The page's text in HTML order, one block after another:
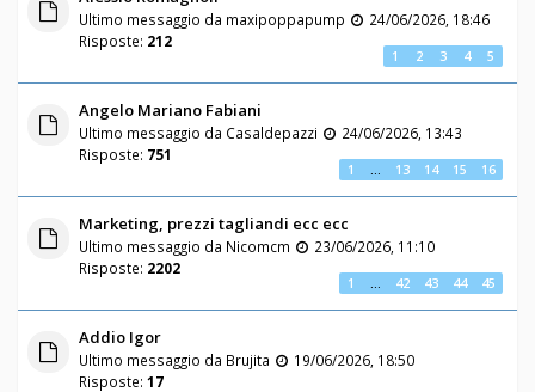
Ultimo messaggio da maxipoppapump
24/06/2026, 18:46
Risposte: 212
1 2 3 4 5
Angelo Mariano Fabiani
Ultimo messaggio da Casaldepazzi
24/06/2026, 13:43
Risposte: 751
1 … 13 14 15 16
Marketing, prezzi tagliandi ecc ecc
Ultimo messaggio da Nicomcm
23/06/2026, 11:10
Risposte: 2202
1 … 42 43 44 45
Addio Igor
Ultimo messaggio da Brujita
19/06/2026, 18:50
Risposte: 17